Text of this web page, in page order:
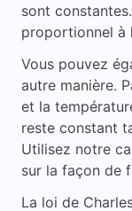
sont
proportionnel à
Vous pouvez
autre manière.
et la
reste constant
Utilisez notre
sur la façon de
La loi de